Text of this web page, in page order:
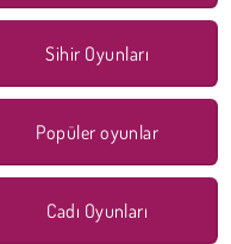
Sihir Oyunları
Popüler oyunlar
Cadı Oyunları